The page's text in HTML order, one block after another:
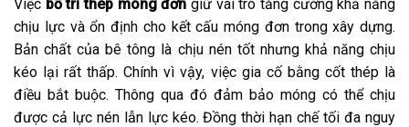
Việc bố trí thép móng đơn giữ vai trò tăng cường khả năng
chịu lực và ổn định cho kết cấu móng đơn trong xây dựng.
Bản chất của bê tông là chịu nén tốt nhưng khả năng chịu
kéo lại rất thấp. Chính vì vậy, việc gia cố bằng cốt thép là
điều bắt buộc. Thông qua đó đảm bảo móng có thể chịu
được cả lực nén lẫn lực kéo. Đồng thời hạn chế tối đa nguy